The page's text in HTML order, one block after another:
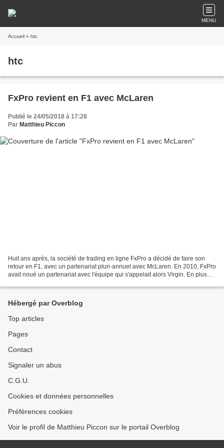
MENU
Accueil » htc
htc
FxPro revient en F1 avec McLaren
Publié le 24/05/2018 à 17:28
Par Matthieu Piccon
Huit ans après, la société de trading en ligne FxPro a décidé de faire son
retour en F1, avec un partenariat pluri-annuel avec McLaren. En 2010, FxPro
avait noué un partenariat avec l'équipe qui s'appelait alors Virgin. En plus
Hébergé par Overblog
Top articles
Pages
Contact
Signaler un abus
C.G.U.
Cookies et données personnelles
Préférences cookies
Voir le profil de Matthieu Piccon sur le portail Overblog